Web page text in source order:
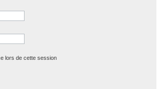
lors de cette session